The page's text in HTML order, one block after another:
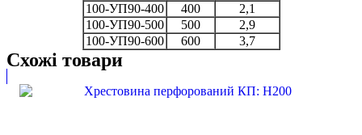
100-УП90-400
400
2,1
100-УП90-500
500
2,9
100-УП90-600
600 3,7
Схожі товари